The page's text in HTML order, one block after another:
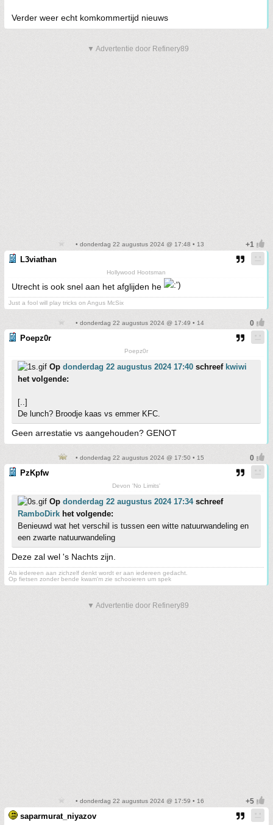
Verder weer echt komkommertijd nieuws
▼ Advertentie door Refinery89
• donderdag 22 augustus 2024 @ 17:48 • 13
L3viathan
Hollywood Hootsman
Utrecht is ook snel aan het afglijden he
Just a fool will play tricks on Angus McSix
• donderdag 22 augustus 2024 @ 17:49 • 14
Poepz0r
Poepz0r
Op donderdag 22 augustus 2024 17:40 schreef kwiwi
het volgende:
[..]
De lunch? Broodje kaas vs emmer KFC.
Geen arrestatie vs aangehouden? GENOT
• donderdag 22 augustus 2024 @ 17:50 • 15
PzKpfw
Devon 'No Limits'
Op donderdag 22 augustus 2024 17:34schreef
RamboDirk het volgende:
Benieuwd wat het verschil is tussen een witte natuurwandeling en
een zwarte natuurwandeling
Deze zal wel 's Nachts zijn.
Als iedereen aan zichzelf denkt wordt er aan iedereen gedacht.
Op fietsen zonder bende kwam'm zie schooieren um spek
▼ Advertentie door Refinery89
• donderdag 22 augustus 2024 @ 17:59 • 16
saparmurat_niyazov